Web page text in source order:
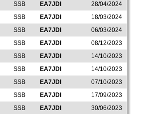
SSB EA7JDI
28/04/2024
SSB EA7JDI
18/03/2024
SSB EA7JDI
06/03/2024
SSB EA7JDI
08/12/2023
SSB EA7JDI
14/10/2023
SSB EA7JDI
14/10/2023
SSB EA7JDI
07/10/2023
SSB EA7JDI
17/09/2023
SSB EA7JDI
30/06/2023